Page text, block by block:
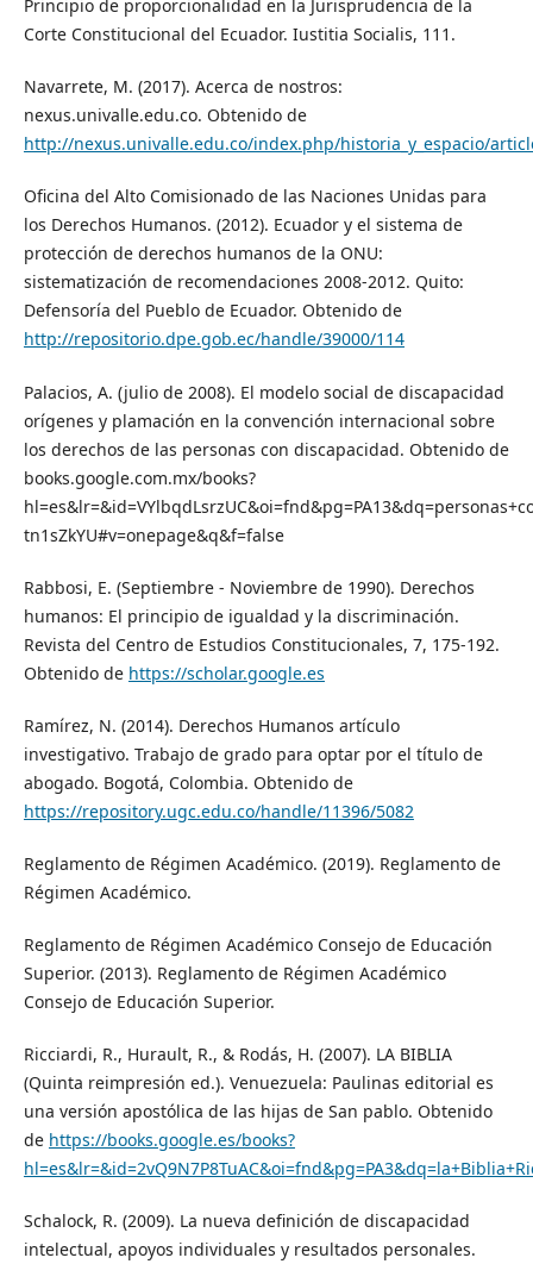
Principio de proporcionalidad en la Jurisprudencia de la
Corte Constitucional del Ecuador. Iustitia Socialis, 111.
Navarrete, M. (2017). Acerca de nostros:
nexus.univalle.edu.co. Obtenido de
http://nexus.univalle.edu.co/index.php/historia_y_espacio/
Oficina del Alto Comisionado de las Naciones Unidas para
los Derechos Humanos. (2012). Ecuador y el sistema de
protección de derechos humanos de la ONU:
sistematización de recomendaciones 2008-2012. Quito:
Defensoría del Pueblo de Ecuador. Obtenido de
http://repositorio.dpe.gob.ec/handle/39000/114
Palacios, A. (julio de 2008). El modelo social de discapacidad
orígenes y plamación en la convención internacional sobre
los derechos de las personas con discapacidad. Obtenido de
books.google.com.mx/books?
tn1sZkYU#v=onepage&q&f=false
Rabbosi, E. (Septiembre - Noviembre de 1990). Derechos
humanos: El principio de igualdad y la discriminación.
Revista del Centro de Estudios Constitucionales, 7, 175-192.
Obtenido de https://scholar.google.es
Ramírez, N. (2014). Derechos Humanos artículo
investigativo. Trabajo de grado para optar por el título de
abogado. Bogotá, Colombia. Obtenido de
https://repository.ugc.edu.co/handle/11396/5082
Reglamento de Régimen Académico. (2019). Reglamento de
Régimen Académico.
Reglamento de Régimen Académico Consejo de Educación
Superior. (2013). Reglamento de Régimen Académico
Consejo de Educación Superior.
Ricciardi, R., Hurault, R., & Rodás, H. (2007). LA BIBLIA
(Quinta reimpresión ed.). Venuezuela: Paulinas editorial es
una versión apostólica de las hijas de San pablo. Obtenido
de https://books.google.es/books?
Schalock, R. (2009). La nueva definición de discapacidad
intelectual, apoyos individuales y resultados personales.